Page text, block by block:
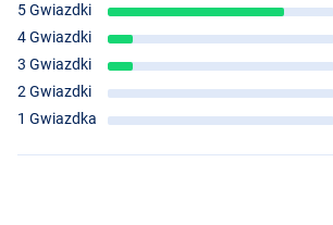
5 Gwiazdki
4 Gwiazdki
3 Gwiazdki
2 Gwiazdki
1 Gwiazdka